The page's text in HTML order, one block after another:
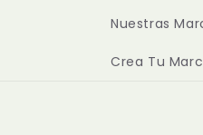
Nuestras
Crea Tu